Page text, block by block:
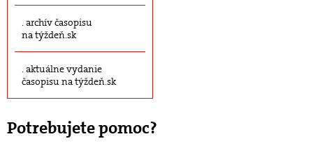
archív časopisu
na týždeň.sk
aktuálne vydanie
časopisu na týždeň.sk
Potrebujete pomoc?